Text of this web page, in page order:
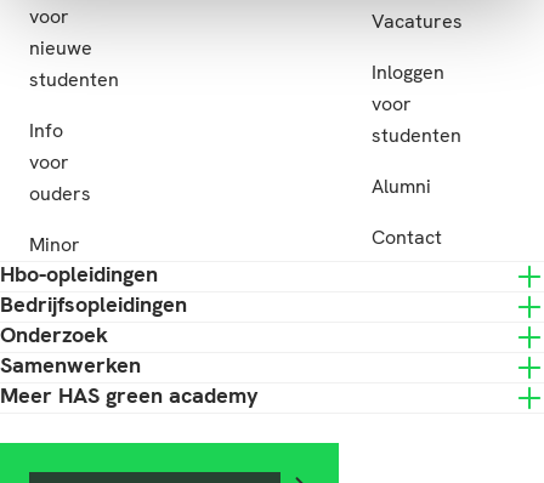
voor
nieuwe
studenten
Info
voor
ouders
Minor
Vacatures
Inloggen
voor
studenten
Alumni
Contact
Hbo-opleidingen
Bedrijfsopleidingen
Onderzoek
Samenwerken
Meer HAS green academy